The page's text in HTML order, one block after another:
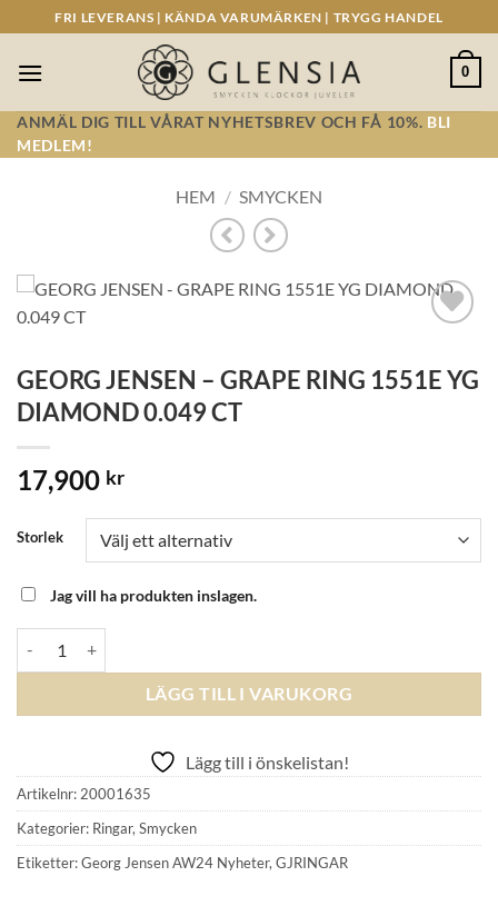
to
content
FRI LEVERANS | KÄNDA VARUMÄRKEN | TRYGG HANDEL
0
ANMÄL DIG TILL VÅRAT NYHETSBREV OCH FÅ 10%. BLI
MEDLEM!
HEM / SMYCKEN
GEORG JENSEN – GRAPE RING 1551E YG
DIAMOND 0.049 CT
17,900 kr
Storlek
Jag vill ha produkten inslagen.
LÄGG TILL I VARUKORG
Lägg till i önskelistan!
Artikelnr: 20001635
Kategorier: Ringar, Smycken
Etiketter:Georg Jensen AW24 Nyheter, GJRINGAR